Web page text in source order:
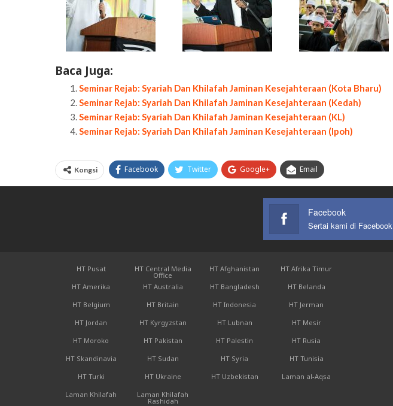
Baca Juga:
Seminar Rejab: Syariah Dan Khilafah Jaminan Kesejahteraan (Kota Bharu)
Seminar Rejab: Syariah Dan Khilafah Jaminan Kesejahteraan (Kedah)
Seminar Rejab: Syariah Dan Khilafah Jaminan Kesejahteraan (KL)
Seminar Rejab: Syariah Dan Khilafah Jaminan Kesejahteraan (Ipoh)
Kongsi Facebook Twitter Google+ Email
Facebook
Sertai kami di Facebook
HT Pusat HT Central Media
Office
HT Afghanistan
HT Afrika Timur
HT Amerika
HT Australia HT Bangladesh
HT Belanda
HT Belgium
HT Britain HT Indonesia
HT Jerman
HT Jordan
HT Kyrgyzstan HT Lubnan
HT Mesir
HT Moroko
HT Pakistan HT Palestin
HT Rusia
HT Skandinavia
HT Sudan HT Syria
HT Tunisia
HT Turki
HT Ukraine HT Uzbekistan
Laman al-Aqsa
Laman Khilafah
Laman Khilafah
Rashidah